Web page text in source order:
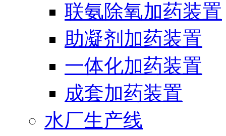
联氨除氧加药装置
助凝剂加药装置
一体化加药装置
成套加药装置
水厂生产线